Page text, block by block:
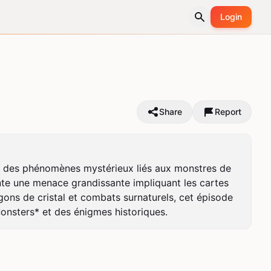
Login
Share Report
phénomènes mystérieux liés aux monstres de
une menace grandissante impliquant les cartes
de cristal et combats surnaturels, cet épisode
et des énigmes historiques.